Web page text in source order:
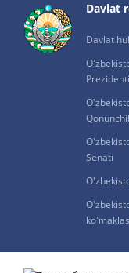
Davlat
Davlat
Senati